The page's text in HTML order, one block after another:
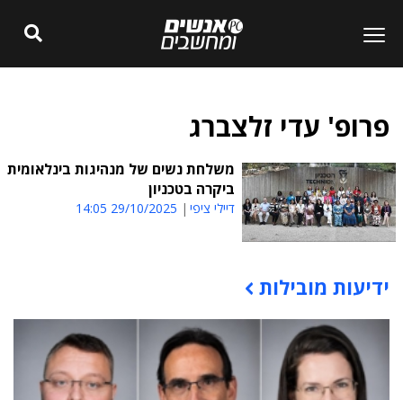
פרופ' עדי זלצברג
משלחת נשים של מנהיגות בינלאומית
ביקרה בטכניון
דיילי ציפי 29/10/2025 14:05
תוכן פרסומי
ידיעות מובילות